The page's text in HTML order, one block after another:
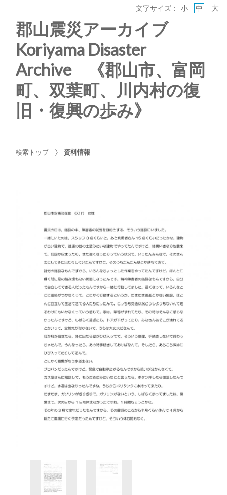
郡山震災アーカイブ
Koriyama Disaster
Archive 《郡山市、富岡
町、双葉町、川内村の復
旧・復興の歩み》
文字サイズ： 小 中 大
検索トップ 資料情報